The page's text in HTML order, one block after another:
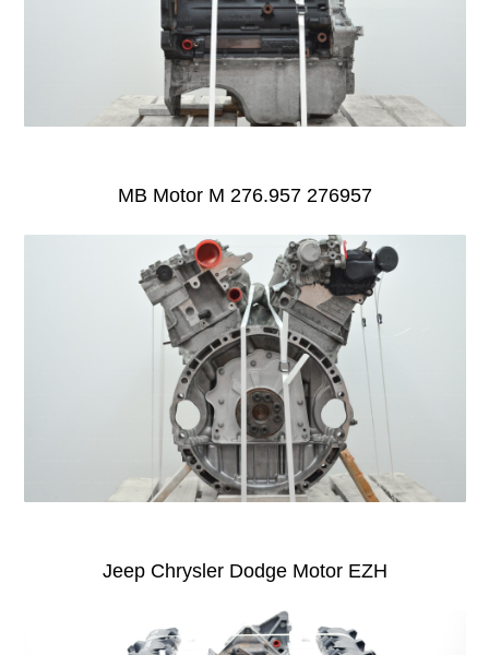
MB Motor M 276.957 276957
Jeep Chrysler Dodge Motor EZH